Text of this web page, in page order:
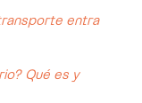
entra
Qué es y